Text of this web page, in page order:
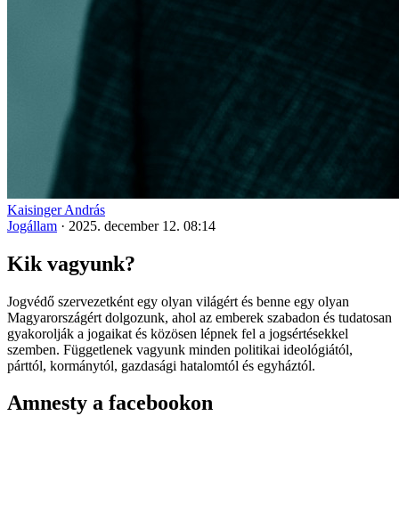
Kaisinger András
Jogállam · 2025. december 12. 08:14
Kik vagyunk?
Jogvédő szervezetként egy olyan világért és benne egy olyan
Magyarországért dolgozunk, ahol az emberek szabadon és tudatosan
gyakorolják a jogaikat és közösen lépnek fel a jogsértésekkel
szemben. Függetlenek vagyunk minden politikai ideológiától,
párttól, kormánytól, gazdasági hatalomtól és egyháztól.
Amnesty a facebookon